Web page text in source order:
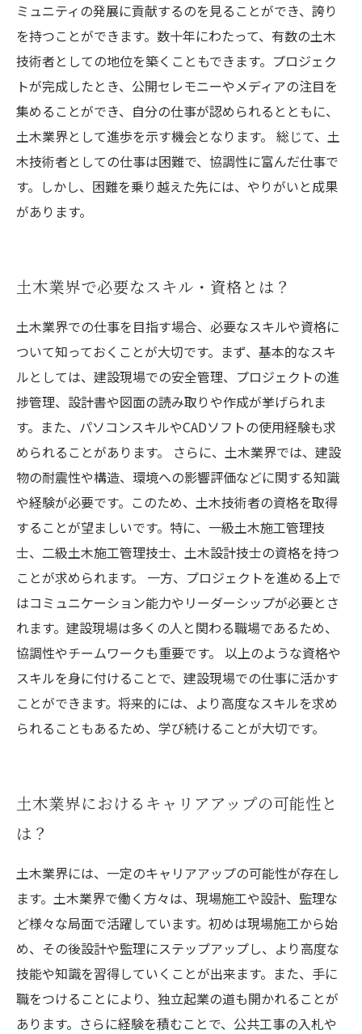
ミュニティの発展に貢献するのを見ることができ、誇り
を持つことができます。数十年にわたって、有数の土木
技術者としての地位を築くこともできます。プロジェク
トが完成したとき、公開セレモニーやメディアの注目を
集めることができ、自分の仕事が認められるとともに、
土木業界として進歩を示す機会となります。 総じて、土
木技術者としての仕事は困難で、協調性に富んだ仕事で
す。しかし、困難を乗り越えた先には、やりがいと成果
があります。
土木業界で必要なスキル・資格とは？
土木業界での仕事を目指す場合、必要なスキルや資格に
ついて知っておくことが大切です。まず、基本的なスキ
ルとしては、建設現場での安全管理、プロジェクトの進
捗管理、設計書や図面の読み取りや作成が挙げられま
す。また、パソコンスキルやCADソフトの使用経験も求
められることがあります。 さらに、土木業界では、建設
物の耐震性や構造、環境への影響評価などに関する知識
や経験が必要です。このため、土木技術者の資格を取得
することが望ましいです。特に、一級土木施工管理技
士、二級土木施工管理技士、土木設計技士の資格を持つ
ことが求められます。 一方、プロジェクトを進める上で
はコミュニケーション能力やリーダーシップが必要とさ
れます。建設現場は多くの人と関わる職場であるため、
協調性やチームワークも重要です。 以上のような資格や
スキルを身に付けることで、建設現場での仕事に活かす
ことができます。将来的には、より高度なスキルを求め
られることもあるため、学び続けることが大切です。
土木業界におけるキャリアアップの可能性と
は？
土木業界には、一定のキャリアアップの可能性が存在し
ます。土木業界で働く方々は、現場施工や設計、監理な
ど様々な局面で活躍しています。初めは現場施工から始
め、その後設計や監理にステップアップし、より高度な
技能や知識を習得していくことが出来ます。また、手に
職をつけることにより、独立起業の道も開かれることが
あります。さらに経験を積むことで、公共工事の入札や